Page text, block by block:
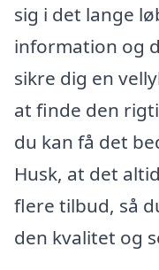
sig i det lange
information og
sikre dig en
at finde den
du kan få det
Husk, at det
flere tilbud, så
den kvalitet og